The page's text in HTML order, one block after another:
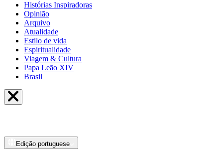
Histórias Inspiradoras
Opinião
Arquivo
Atualidade
Estilo de vida
Espiritualidade
Viagem & Cultura
Papa Leão XIV
Brasil
Edição portuguese